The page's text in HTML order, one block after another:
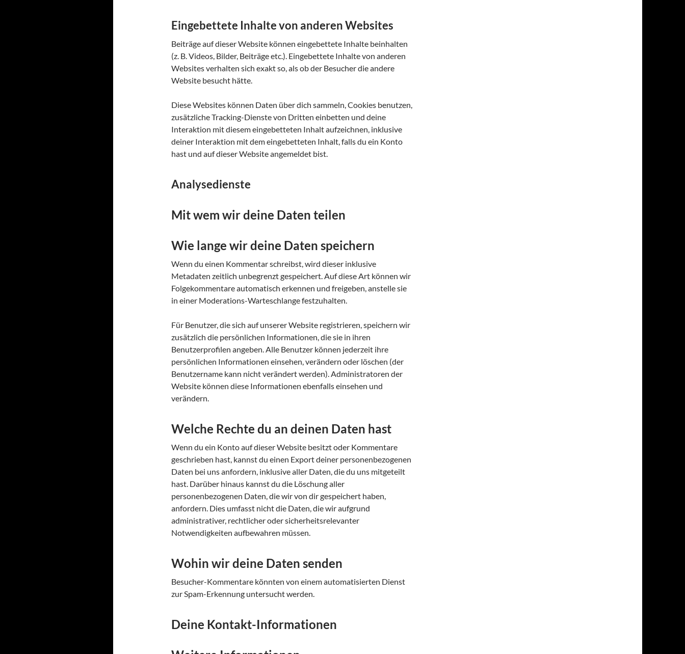
Eingebettete Inhalte von anderen Websites
Beiträge auf dieser Website können eingebettete Inhalte beinhalten
(z. B. Videos, Bilder, Beiträge etc.). Eingebettete Inhalte von anderen
Websites verhalten sich exakt so, als ob der Besucher die andere
Website besucht hätte.
Diese Websites können Daten über dich sammeln, Cookies benutzen,
zusätzliche Tracking-Dienste von Dritten einbetten und deine
Interaktion mit diesem eingebetteten Inhalt aufzeichnen, inklusive
deiner Interaktion mit dem eingebetteten Inhalt, falls du ein Konto
hast und auf dieser Website angemeldet bist.
Analysedienste
Mit wem wir deine Daten teilen
Wie lange wir deine Daten speichern
Wenn du einen Kommentar schreibst, wird dieser inklusive
Metadaten zeitlich unbegrenzt gespeichert. Auf diese Art können wir
Folgekommentare automatisch erkennen und freigeben, anstelle sie
in einer Moderations-Warteschlange festzuhalten.
Für Benutzer, die sich auf unserer Website registrieren, speichern wir
zusätzlich die persönlichen Informationen, die sie in ihren
Benutzerprofilen angeben. Alle Benutzer können jederzeit ihre
persönlichen Informationen einsehen, verändern oder löschen (der
Benutzername kann nicht verändert werden). Administratoren der
Website können diese Informationen ebenfalls einsehen und
verändern.
Welche Rechte du an deinen Daten hast
Wenn du ein Konto auf dieser Website besitzt oder Kommentare
geschrieben hast, kannst du einen Export deiner personenbezogenen
Daten bei uns anfordern, inklusive aller Daten, die du uns mitgeteilt
hast. Darüber hinaus kannst du die Löschung aller
personenbezogenen Daten, die wir von dir gespeichert haben,
anfordern. Dies umfasst nicht die Daten, die wir aufgrund
administrativer, rechtlicher oder sicherheitsrelevanter
Notwendigkeiten aufbewahren müssen.
Wohin wir deine Daten senden
Besucher-Kommentare könnten von einem automatisierten Dienst
zur Spam-Erkennung untersucht werden.
Deine Kontakt-Informationen